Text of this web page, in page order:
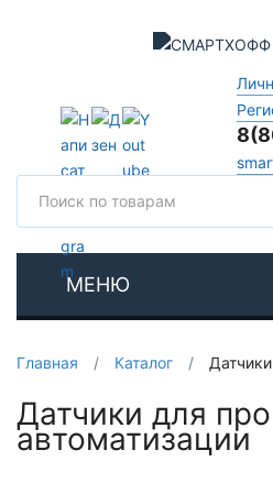
МЕНЮ
Главная / Каталог / Датчики
Датчики для
автоматизации